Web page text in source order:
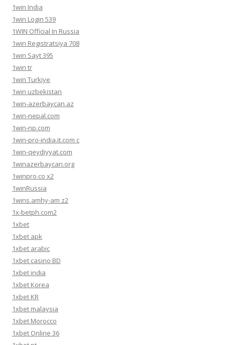
1win India
1win Login 539
1WIN Official In Russia
1win Registratsiya 708
1win Sayt 395
1win tr
1win Turkiye
1win uzbekistan
1win-azerbaycan.az
1win-nepal.com
1win-np.com
1win-pro-india.it.com c
1win-qeydiyyat.com
1winazerbaycan.org
1winpro.co x2
1winRussia
1wins.amhy-am z2
1x-betph.com2
1xbet
1xbet apk
1xbet arabic
1xbet casino BD
1xbet india
1xbet Korea
1xbet KR
1xbet malaysia
1xbet Morocco
1xbet Online 36